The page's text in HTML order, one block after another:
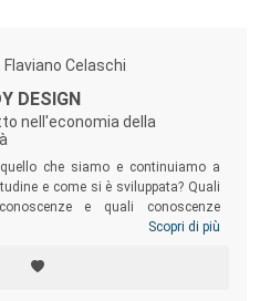
Flaviano Celaschi
DESIGN
nell'economia della
che siamo e continuiamo a
e come si è sviluppata? Quali
e quali conoscenze
per renderli soggetti
e discipline diverse, cercando di
mente e sulla nostra necessità-
Scopri di più